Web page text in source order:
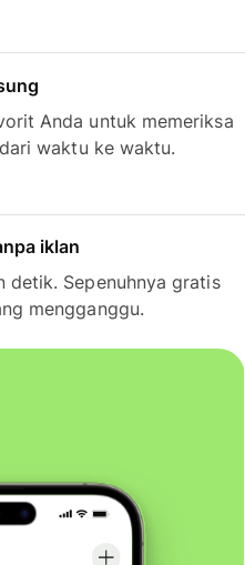
Anda untuk memeriksa
waktu ke waktu.
iklan
detik. Sepenuhnya gratis
mengganggu.